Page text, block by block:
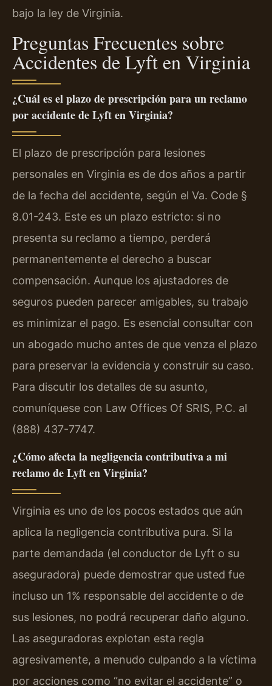
bajo la ley de Virginia.
Preguntas Frecuentes sobre
Accidentes de Lyft en Virginia
¿Cuál es el plazo de prescripción para un reclamo
por accidente de Lyft en Virginia?
El plazo de prescripción para lesiones
personales en Virginia es de dos años a partir
de la fecha del accidente, según el Va. Code §
8.01-243. Este es un plazo estricto: si no
presenta su reclamo a tiempo, perderá
permanentemente el derecho a buscar
compensación. Aunque los ajustadores de
seguros pueden parecer amigables, su trabajo
es minimizar el pago. Es esencial consultar con
un abogado mucho antes de que venza el plazo
para preservar la evidencia y construir su caso.
Para discutir los detalles de su asunto,
comuníquese con Law Offices Of SRIS, P.C. al
(888) 437-7747.
¿Cómo afecta la negligencia contributiva a mi
reclamo de Lyft en Virginia?
Virginia es uno de los pocos estados que aún
aplica la negligencia contributiva pura. Si la
parte demandada (el conductor de Lyft o su
aseguradora) puede demostrar que usted fue
incluso un 1% responsable del accidente o de
sus lesiones, no podrá recuperar daño alguno.
Las aseguradoras explotan esta regla
agresivamente, a menudo culpando a la víctima
por acciones como “no evitar el accidente” o